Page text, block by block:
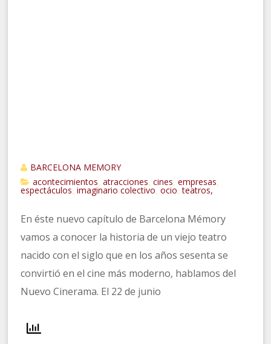
BARCELONA MEMORY
acontecimientos
,atracciones ,cines ,empresas
espectáculos ,imaginario colectivo ,ocio ,teatros,
En éste nuevo capítulo de Barcelona Mémory
vamos a conocer la historia de un viejo teatro
nacido con el siglo que en los años sesenta se
convirtió en el cine más moderno, hablamos del
Nuevo Cinerama. El 22 de junio